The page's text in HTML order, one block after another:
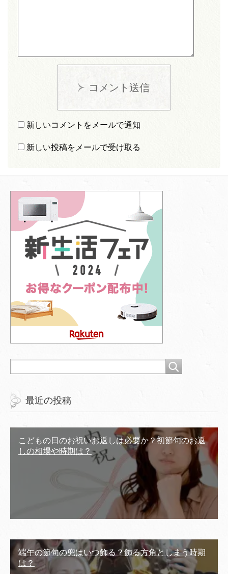
コメント送信
新しいコメントをメールで通知
新しい投稿をメールで受け取る
最近の投稿
こどもの日のお祝いお返しは必要か？初節句のお返
しの相場や時期は？
端午の節句の兜はいつ飾る？飾る方角としまう時期
は？